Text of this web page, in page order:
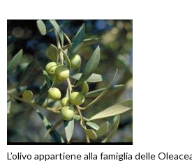
L’olivo appartiene alla famiglia delle